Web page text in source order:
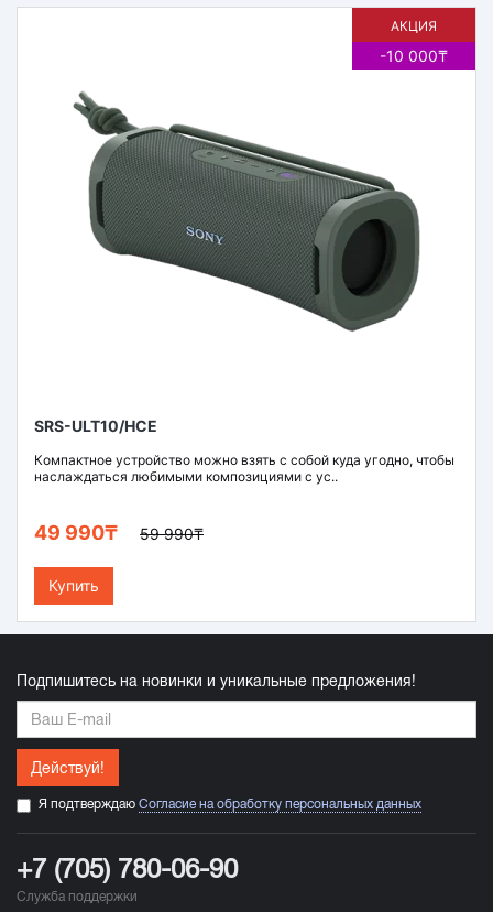
АКЦИЯ
-10 000₸
SRS-ULT10/HCE
Компактное устройство можно взять с собой куда угодно, чтобы
наслаждаться любимыми композициями с ус..
49 990₸ 59 990₸
Купить
Подпишитесь на новинки и уникальные предложения!
Действуй!
Я подтверждаю Согласие на обработку персональных данных
+7 (705) 780-06-90
Служба поддержки